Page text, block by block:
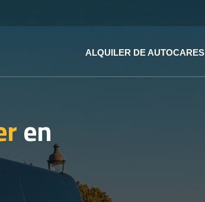
ALQUILER DE AUTOCARES
en